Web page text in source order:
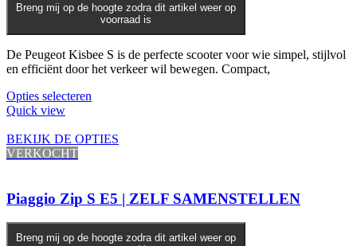
Breng mij op de hoogte zodra dit artikel weer op
voorraad is
De Peugeot Kisbee S is de perfecte scooter voor wie simpel, stijlvol
en efficiënt door het verkeer wil bewegen. Compact,
Opties selecteren
meerdere
kan
gekozen
worden
op
Quick view
BEKIJK DE OPTIES
VERKOCHT
Piaggio Zip S E5 | ZELF SAMENSTELLEN
Breng mij op de hoogte zodra dit artikel weer op